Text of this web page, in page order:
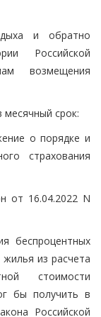
и обратно
Российской
возмещения
месячный срок:
о порядке и
страхования
от 16.04.2022 N
беспроцентных
из расчета
стоимости
бы получить в
Российской